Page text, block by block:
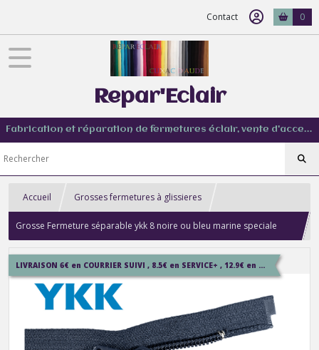
Contact 0
Repar'Eclair
Fabrication et réparation de fermetures éclair, vente d'accessoire couture de tout type
Accueil Grosses fermetures à glissieres
Grosse Fermeture séparable ykk 8 noire ou bleu marine speciale
moto sur mesure jusqu'à 100 cm
LIVRAISON 6€ en COURRIER SUIVI , 8.5€ en SERVICE+ , 12.9€ en COLISSIMO